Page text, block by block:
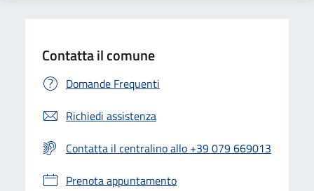
Contatta il comune
Domande Frequenti
Richiedi assistenza
Contatta il centralino allo +39 079 669013
Prenota appuntamento